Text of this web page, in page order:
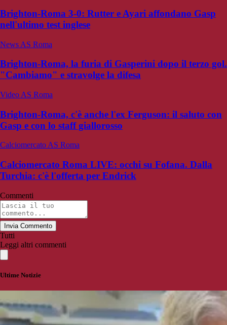
Brighton-Roma 3-0: Rutter e Ayari affondano Gasp
nell'ultimo test inglese
News AS Roma
Brighton-Roma, la furia di Gasperini dopo il terzo gol.
"Cambiamo" e stravolge la difesa
Video AS Roma
Brighton-Roma, c'è anche l'ex Ferguson: il saluto con
Gasp e con lo staff giallorosso
Calciomercato AS Roma
Calciomercato Roma LIVE: occhi su Fofana. Dalla
Turchia: c'è l'offerta per Endrick
Commenti
Invia Commento
Tutti
Leggi altri commenti
Ultime Notizie